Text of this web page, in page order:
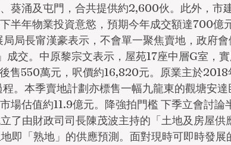
葵涌及屯門，合共提供約2,600伙。此外，市
半年物業投資意慾，預期今年成交額達700億
局長甯漢豪表示，不會單一聚焦賣地，政府
成交。中原黎宗文表示，屋苑17座中層G室，
售550萬元，呎價約16,820元。原業主於
。本季賣地計劃亦標售一幅九龍東的觀塘安達
場估值約11.9億元。降強拍門檻 下季立會討論
了由財政司司長陳茂波主持的「土地及房屋供
即「熟地」的供應預測。面對現時可即時發展